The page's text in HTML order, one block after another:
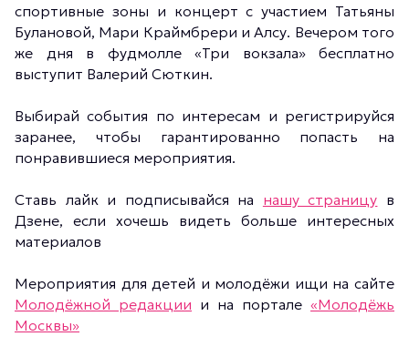
спортивные зоны и концерт с участием Татьяны
Булановой, Мари Краймбрери и Алсу. Вечером того
же дня в фудмолле «Три вокзала» бесплатно
выступит Валерий Сюткин.
Выбирай события по интересам и регистрируйся
заранее, чтобы гарантированно попасть на
понравившиеся мероприятия.
Ставь лайк и подписывайся на нашу страницу в
Дзене, если хочешь видеть больше интересных
материалов
Мероприятия для детей и молодёжи ищи на сайте
Молодёжной редакции и на портале «Молодёжь
Москвы»